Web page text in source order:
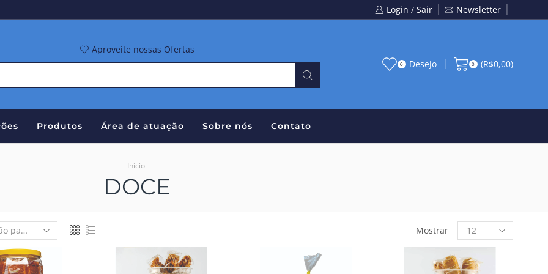
Login / Sair Newsletter
Aproveite nossas Ofertas
0 Desejo 0 (R$0,00)
Produtos Área de atuação Sobre nós Contato
Início
DOCE
Mostrar